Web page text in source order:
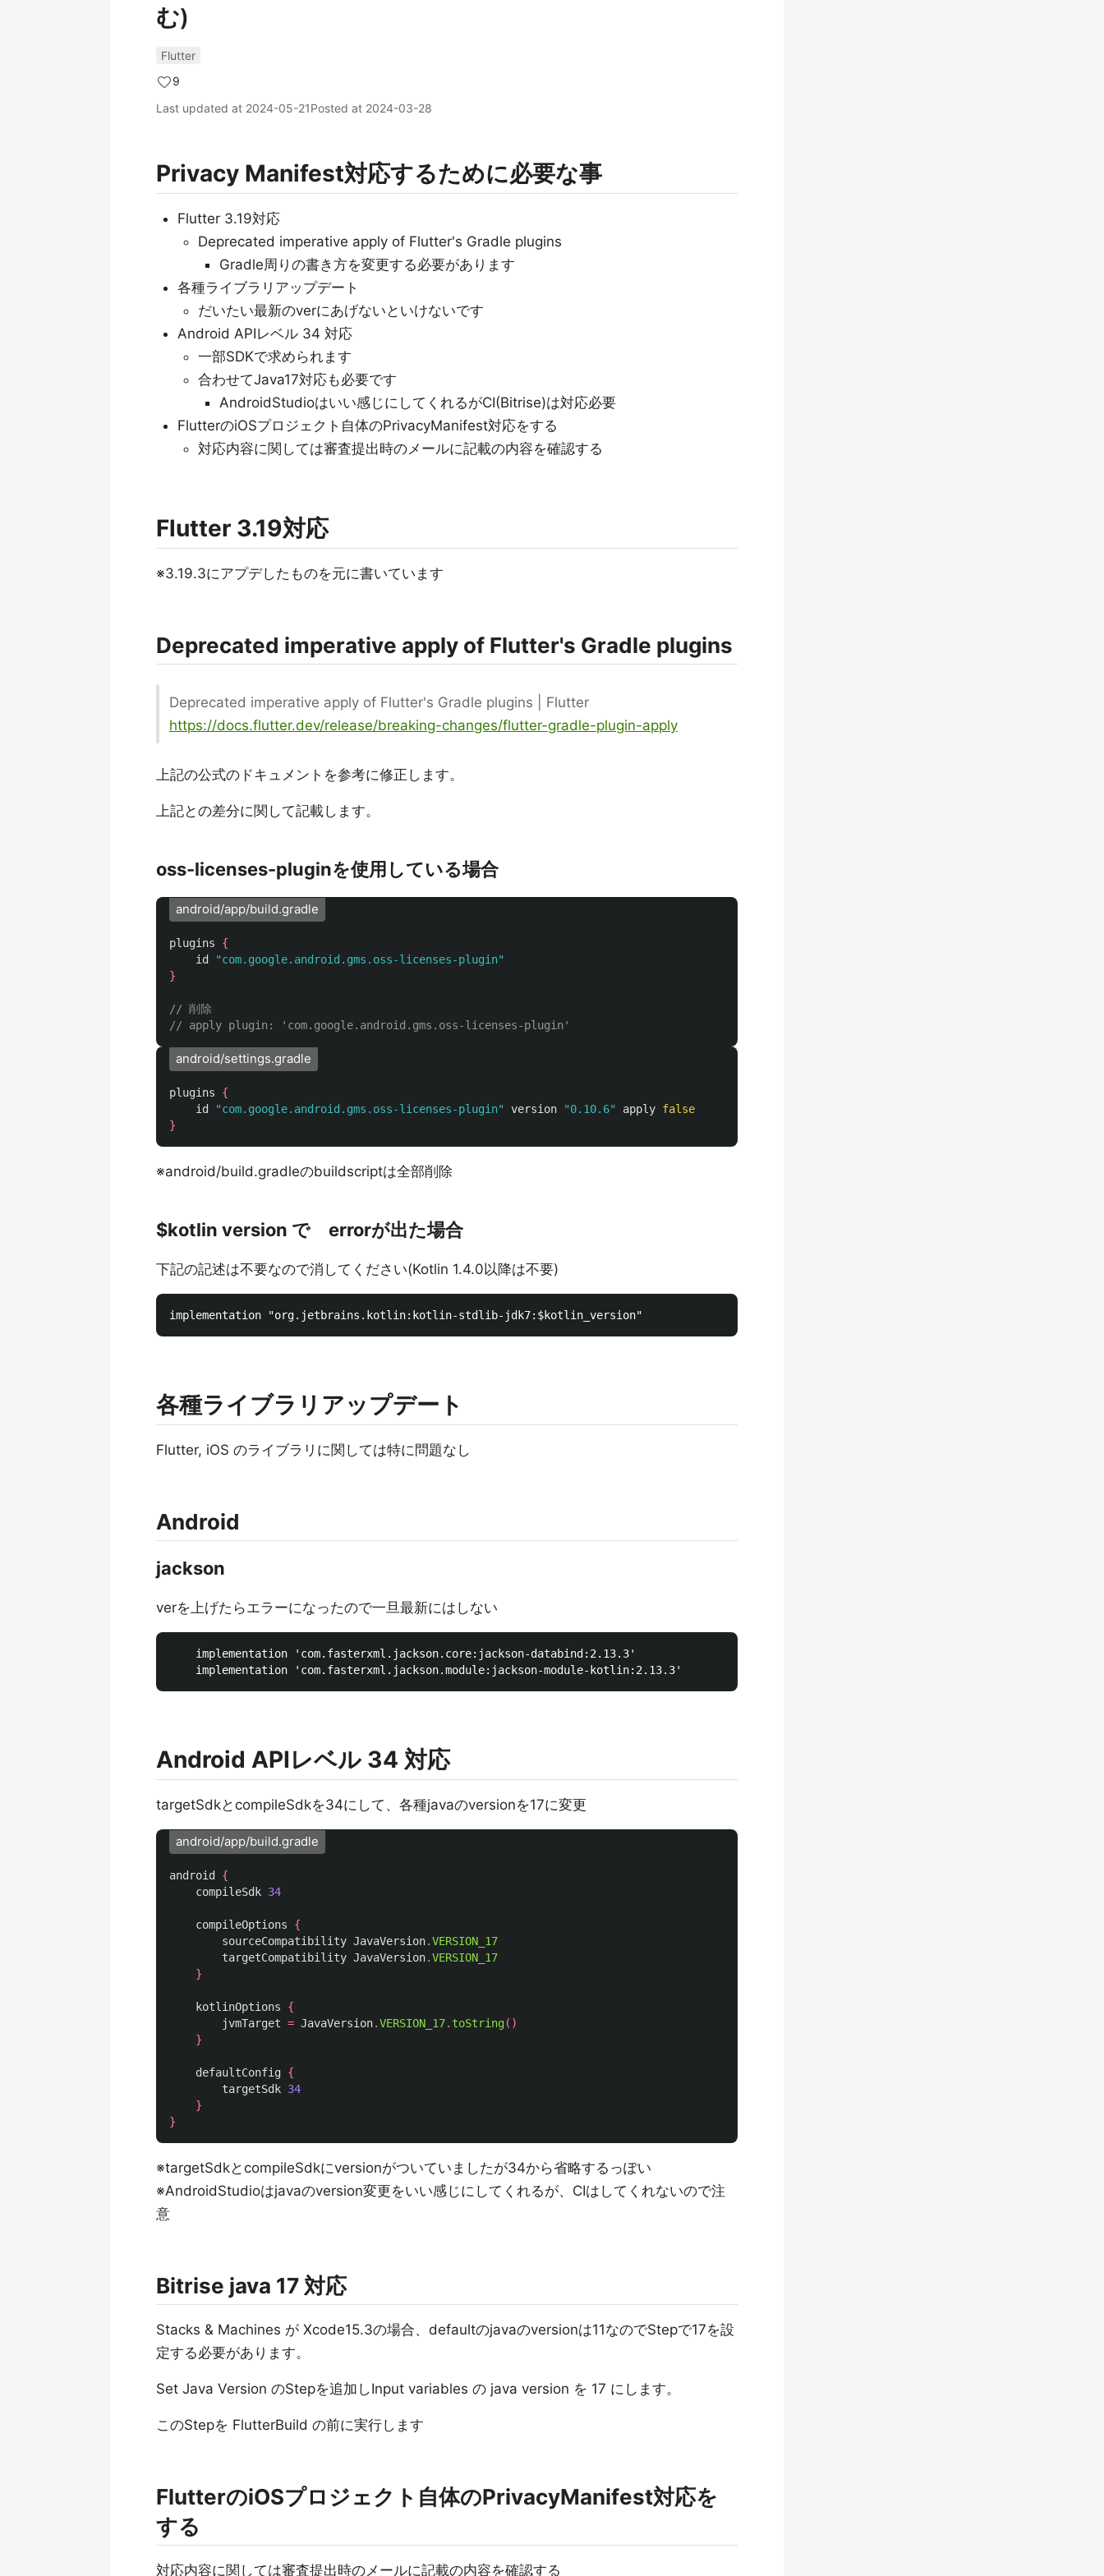
む)
Flutter
9
Last updated at 2024-05-21Posted at 2024-03-28
Privacy Manifest対応するために必要な事
Flutter 3.19対応
Deprecated imperative apply of Flutter's Gradle plugins
Gradle周りの書き方を変更する必要があります
各種ライブラリアップデート
だいたい最新のverにあげないといけないです
Android APIレベル 34 対応
一部SDKで求められます
合わせてJava17対応も必要です
AndroidStudioはいい感じにしてくれるがCI(Bitrise)は対応必要
FlutterのiOSプロジェクト自体のPrivacyManifest対応をする
対応内容に関しては審査提出時のメールに記載の内容を確認する
Flutter 3.19対応
※3.19.3にアプデしたものを元に書いています
Deprecated imperative apply of Flutter's Gradle plugins
Deprecated imperative apply of Flutter's Gradle plugins | Flutter
https://docs.flutter.dev/release/breaking-changes/flutter-gradle-plugin-apply
上記の公式のドキュメントを参考に修正します。
上記との差分に関して記載します。
oss-licenses-pluginを使用している場合
android/app/build.gradle
plugins
{
id
"com.google.android.gms.oss-licenses-plugin"
}
// 削除
// apply plugin: 'com.google.android.gms.oss-licenses-plugin'
android/settings.gradle
plugins
{
id
"com.google.android.gms.oss-licenses-plugin" version "0.10.6" apply false
}
※android/build.gradleのbuildscriptは全部削除
$kotlin version で errorが出た場合
下記の記述は不要なので消してください(Kotlin 1.4.0以降は不要)
各種ライブラリアップデート
Flutter, iOS のライブラリに関しては特に問題なし
Android
jackson
verを上げたらエラーになったので一旦最新にはしない
    implementation 'com.fasterxml.jackson.core:jackson-databind:2.13.3'
Android APIレベル 34 対応
targetSdkとcompileSdkを34にして、各種javaのversionを17に変更
android/app/build.gradle
android
{
compileSdk 34
compileOptions
{
sourceCompatibility JavaVersion.VERSION_17
targetCompatibility JavaVersion.VERSION_17
}
kotlinOptions
{
jvmTarget = JavaVersion.VERSION_17. toString()
}
defaultConfig {
targetSdk 34
}
}
※targetSdkとcompileSdkにversionがついていましたが34から省略するっぽい
※AndroidStudioはjavaのversion変更をいい感じにしてくれるが、CIはしてくれないので注
意
Bitrise java 17 対応
Stacks & Machines が Xcode15.3の場合、defaultのjavaのversionは11なのでStepで17を設
定する必要があります。
Set Java Version のStepを追加しInput variables の java version を 17 にします。
このStepを FlutterBuild の前に実行します
FlutterのiOSプロジェクト自体のPrivacyManifest対応を
する
対応内容に関しては審査提出時のメールに記載の内容を確認する